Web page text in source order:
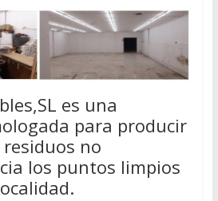
es una
para producir
no
los puntos limpios